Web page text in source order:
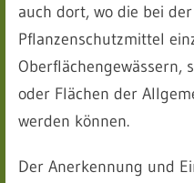
auch dort, wo die bei
Pflanzenschutzmittel
Oberflächengewässern,
oder Flächen der
werden können.
Der Anerkennung und